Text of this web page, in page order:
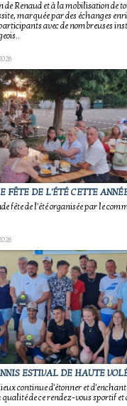
Renaud et à la mobilisation de
marquée par des échanges
avec de nombreuses
FÊTE DE L'ÉTÉ CETTE
fête de l'été organisée par le
ESTIVAL DE HAUTE
continue d'étonner et
de ce rendez-vous sportif et